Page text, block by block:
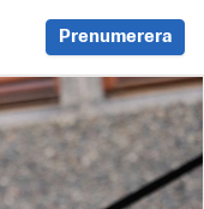
Prenumerera